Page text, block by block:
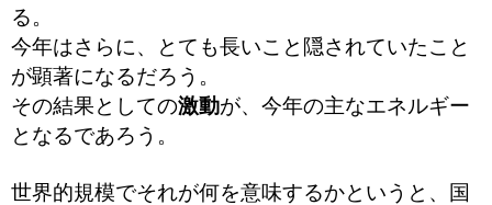
る。
今年はさらに、とても長いこと隠されていたこと
が顕著になるだろう。
その結果としての激動が、今年の主なエネルギー
となるであろう。
世界的規模でそれが何を意味するかというと、
国